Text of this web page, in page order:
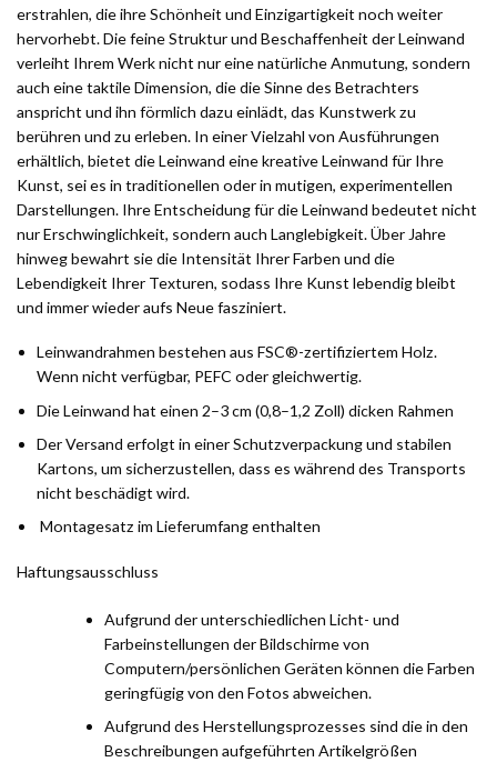
erstrahlen, die ihre Schönheit und Einzigartigkeit noch weiter
hervorhebt. Die feine Struktur und Beschaffenheit der Leinwand
verleiht Ihrem Werk nicht nur eine natürliche Anmutung, sondern
auch eine taktile Dimension, die die Sinne des Betrachters
anspricht und ihn förmlich dazu einlädt, das Kunstwerk zu
berühren und zu erleben. In einer Vielzahl von Ausführungen
erhältlich, bietet die Leinwand eine kreative Leinwand für Ihre
Kunst, sei es in traditionellen oder in mutigen, experimentellen
Darstellungen. Ihre Entscheidung für die Leinwand bedeutet nicht
nur Erschwinglichkeit, sondern auch Langlebigkeit. Über Jahre
hinweg bewahrt sie die Intensität Ihrer Farben und die
Lebendigkeit Ihrer Texturen, sodass Ihre Kunst lebendig bleibt
und immer wieder aufs Neue fasziniert.
Leinwandrahmen bestehen aus FSC®-zertifiziertem Holz.
Wenn nicht verfügbar, PEFC oder gleichwertig.
Die Leinwand hat einen 2–3 cm (0,8–1,2 Zoll) dicken Rahmen
Der Versand erfolgt in einer Schutzverpackung und stabilen
Kartons, um sicherzustellen, dass es während des Transports
nicht beschädigt wird.
Montagesatz im Lieferumfang enthalten
Haftungsausschluss
Aufgrund der unterschiedlichen Licht- und
Farbeinstellungen der Bildschirme von
Computern/persönlichen Geräten können die Farben
geringfügig von den Fotos abweichen.
Aufgrund des Herstellungsprozesses sind die in den
Beschreibungen aufgeführten Artikelgrößen